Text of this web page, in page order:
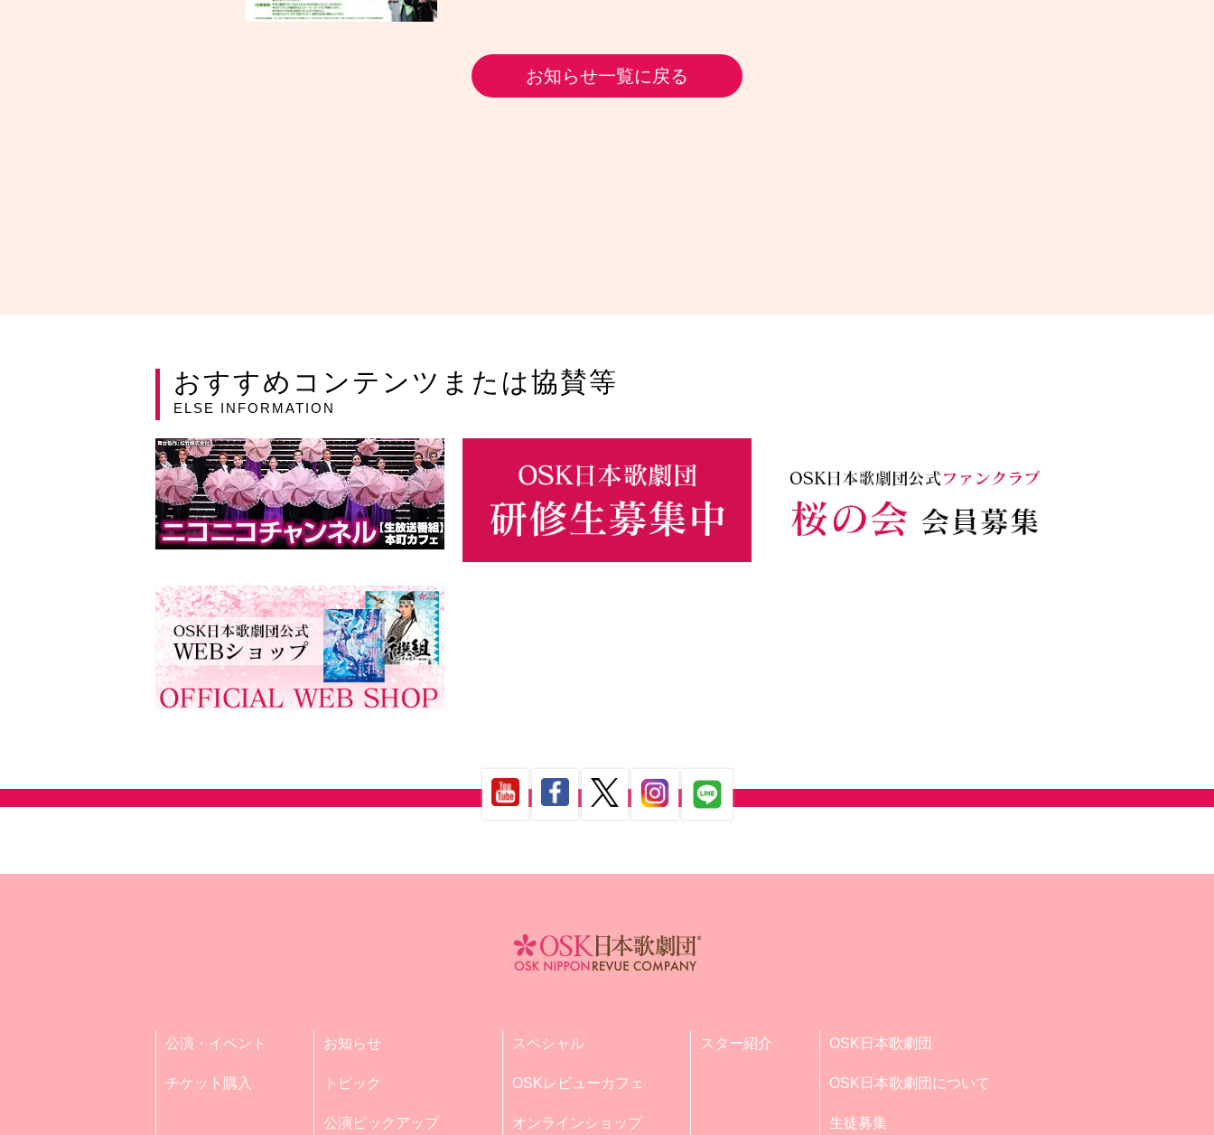
お知らせ一覧に戻る
おすすめコンテンツまたは協賛等
ELSE INFORMATION
公演・イベント
チケット購入
お知らせ
トピック
公演ピックアップ
スペシャル
OSKレビューカフェ
オンラインショップ
スター紹介 OSK日本歌劇団
OSK日本歌劇団について
生徒募集